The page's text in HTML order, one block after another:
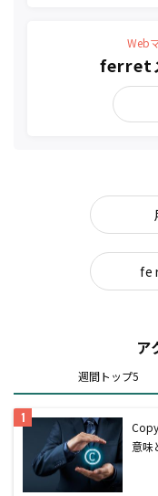
Web
ferret
ア
週間トップ5
意味